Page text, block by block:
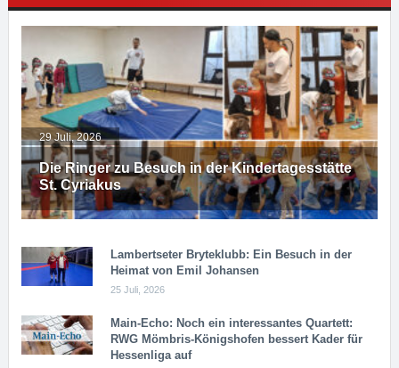
Die Ringer zu Besuch in der Kindertagesstätte
St. Cyriakus
29 Juli, 2026
Lambertseter Bryteklubb: Ein Besuch in der
Heimat von Emil Johansen
25 Juli, 2026
Main-Echo: Noch ein in­ter­es­san­tes Quar­tett:
RWG Möm­b­ris-Kö­n­igs­ho­fen bessert Kader für
Hessenliga auf